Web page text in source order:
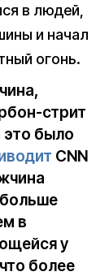
в людей,
и начал
огонь.
стрит
это было
CNN
в
у
более